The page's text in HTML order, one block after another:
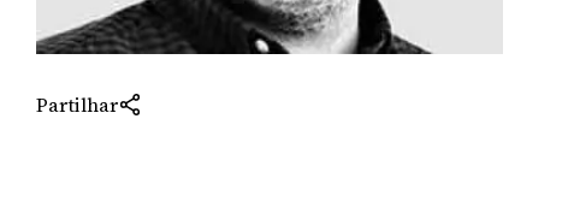
Partilhar